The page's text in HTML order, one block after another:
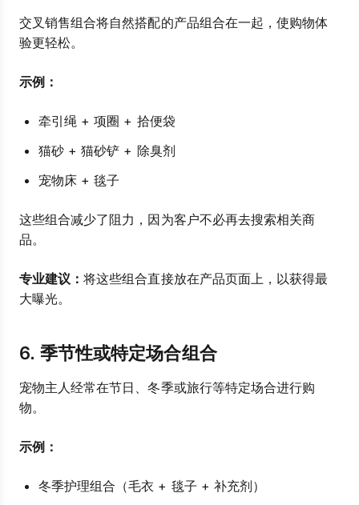
交叉销售组合将自然搭配的产品组合在一起，使购物体
验更轻松。
示例：
牵引绳 + 项圈 + 拾便袋
猫砂 + 猫砂铲 + 除臭剂
宠物床 + 毯子
这些组合减少了阻力，因为客户不必再去搜索相关商
品。
专业建议：将这些组合直接放在产品页面上，以获得最
大曝光。
6. 季节性或特定场合组合
宠物主人经常在节日、冬季或旅行等特定场合进行购
物。
示例：
冬季护理组合（毛衣 + 毯子 + 补充剂）